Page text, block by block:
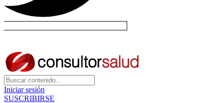
Iniciar sesión
SUSCRIBIRSE